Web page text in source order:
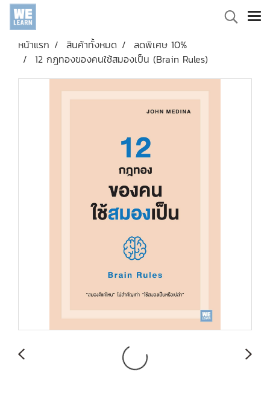
หน้าแรก สินค้าทั้งหมด
ลดพิเศษ 10%
12 กฎทองของคนใช้สมองเป็น (Brain Rules)